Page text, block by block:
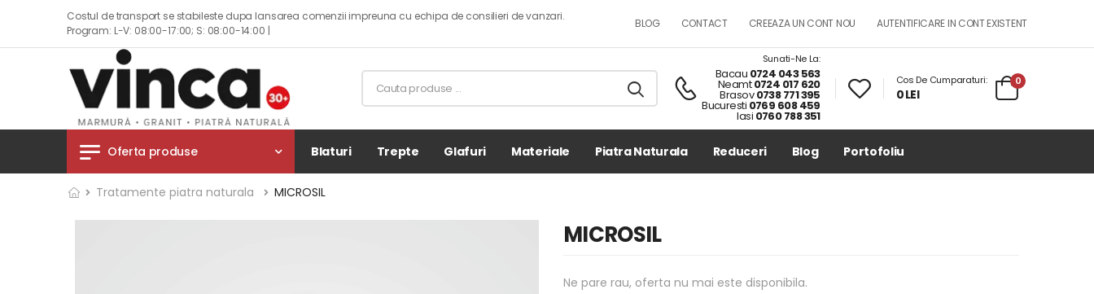
Costul de transport se stabileste dupa lansarea comenzii impreuna cu echipa de consilieri de vanzari.
Program: L-V: 08:00-17:00; S: 08:00-14:00 |
BLOG CONTACT CREEAZA UN CONT NOU AUTENTIFICARE IN CONT EXISTENT
Sunati-Ne La:
Bacau 0724 043 563
Neamt0724 017 620
Brasov0738 771 395
Bucuresti 0769 608 459
Iasi 0760 788 351
Cos De Cumparaturi:
0 LEI
0
Oferta produse Blaturi Trepte Glafuri Materiale Piatra Naturala Reduceri Blog Portofoliu
Tratamente piatra naturala MICROSIL
MICROSIL
Ne pare rau, oferta nu mai este disponibila.